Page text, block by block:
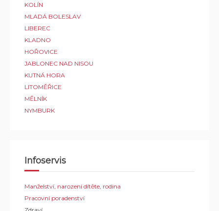
KOLÍN
MLADÁ BOLESLAV
LIBEREC
KLADNO
HOŘOVICE
JABLONEC NAD NISOU
KUTNÁ HORA
LITOMĚŘICE
MĚLNÍK
NYMBURK
Infoservis
Manželství, narození dítěte, rodina
Pracovní poradenství
Zdraví